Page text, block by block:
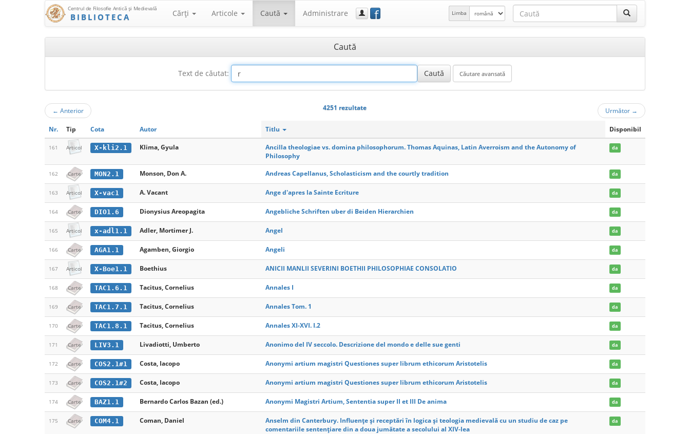
Centrul de Filosofie Antică şi Medievală
BIBLIOTECA Cărţi Articole Caută Administrare f Limba
Caută
Text de căutat:
← Anterior 4251 rezultate Următor →
Nr. Tip Cota Autor Titlu Disponibil
161 Articol X-kli2.1 Klima, Gyula
Ancilla theologiae vs. domina philosophorum. Thomas Aquinas, Latin Averroism and the Autonomy of
Philosophy
da
162 Carte MON2.1 Monson, Don A. Andreas Capellanus, Scholasticism and the courtly tradition da
163 Articol X-vac1 A. Vacant Ange d'apres la Sainte Ecriture da
164 Carte DIO1.6 Dionysius Areopagita Angebliche Schriften uber di Beiden Hierarchien da
165 Articol x-adl1.1 Adler, Mortimer J. Angel da
166 Carte AGA1.1 Agamben, Giorgio Angeli da
167 Articol X-Boe1.1 Boethius ANICII MANLII SEVERINI BOETHII PHILOSOPHIAE CONSOLATIO da
168 Carte TAC1.6.1 Tacitus, Cornelius Annales I da
169 Carte TAC1.7.1 Tacitus, Cornelius Annales Tom. 1 da
170 Carte TAC1.8.1 Tacitus, Cornelius Annales XI-XVI. I.2 da
171 Carte LIV3.1 Livadiotti, Umberto Anonimo del IV seccolo. Descrizione del mondo e delle sue genti da
172 Carte COS2.1#1 Costa, Iacopo Anonymi artium magistri Questiones super librum ethicorum Aristotelis da
173 Carte COS2.1#2 Costa, Iacopo Anonymi artium magistri Questiones super librum ethicorum Aristotelis da
174 Carte BAZ1.1 Bernardo Carlos Bazan (ed.) Anonymi Magistri Artium, Sententia super II et III De anima da
175 Carte COM4.1 Coman, Daniel
Anselm din Canterbury. Influențe și receptări în logica și teologia medievală cu un studiu de caz pe
comentariile sentențiare din a doua jumătate a secolului al XIV-lea
da